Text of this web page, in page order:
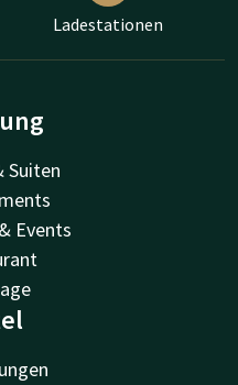
Ladestationen
Suiten
Events